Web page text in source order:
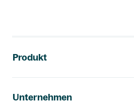
Produkt
Unternehmen